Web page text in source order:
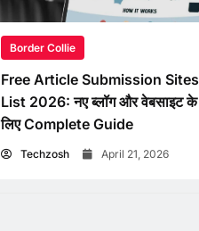
Border Collie
Free Article Submission Sites
List 2026: नए ब्लॉग और वेबसाइट के
लिए Complete Guide
Techzosh April 21, 2026